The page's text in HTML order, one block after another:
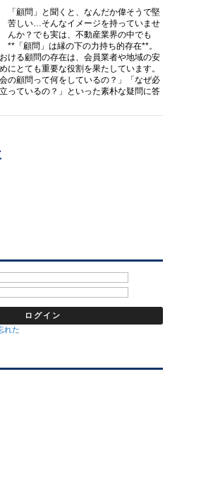
「顧問」と聞くと、なんだか偉そうで堅
苦しい…そんなイメージを持っていませ
んか？でも実は、不動産業界の中でも
**「顧問」は縁の下の力持ち的存在**。
ける顧問の存在は、会員業者や地域の安
にとても重要な役割を果たしています。
の顧問って何をしているの？」「なぜ必
っているの？」といった素朴な疑問に答
れた